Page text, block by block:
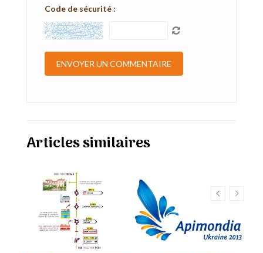
Code de sécurité :
Articles similaires